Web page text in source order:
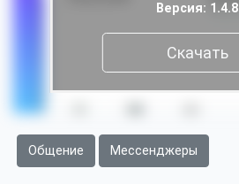
Версия: 1.4.8
Скачать
Общение Мессенджеры